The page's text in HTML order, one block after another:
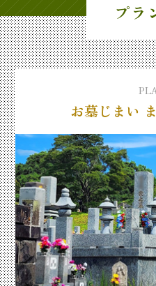
プラ
お墓じまい